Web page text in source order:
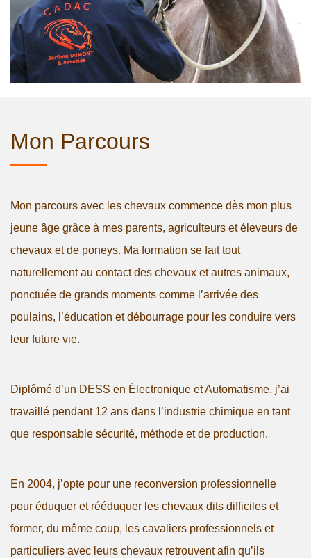
Mon Parcours
Mon parcours avec les chevaux commence dès mon plus
jeune âge grâce à mes parents, agriculteurs et éleveurs de
chevaux et de poneys. Ma formation se fait tout
naturellement au contact des chevaux et autres animaux,
ponctuée de grands moments comme l’arrivée des
poulains, l’éducation et débourrage pour les conduire vers
leur future vie.
Diplômé d’un DESS en Électronique et Automatisme, j’ai
travaillé pendant 12 ans dans l’industrie chimique en tant
que responsable sécurité, méthode et de production.
En 2004, j’opte pour une reconversion professionnelle
pour éduquer et rééduquer les chevaux dits difficiles et
former, du même coup, les cavaliers professionnels et
particuliers avec leurs chevaux retrouvent afin qu’ils